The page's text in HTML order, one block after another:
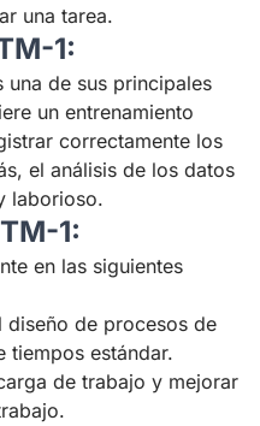
una tarea.
1:
una de sus principales
un entrenamiento
correctamente los
el análisis de los datos
laborioso.
1:
en las siguientes
diseño de procesos de
tiempos estándar.
de trabajo y mejorar